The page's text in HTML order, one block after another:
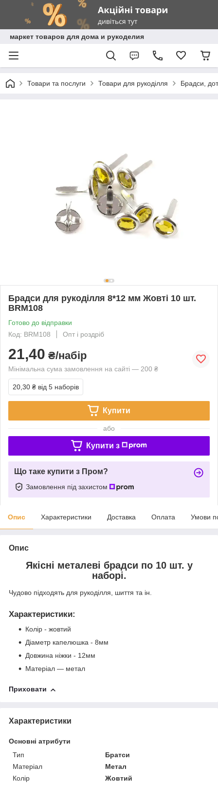
маркет товаров для дома и рукоделия
Товари та послуги Товари для рукоділля Брадси,
Брадси для рукоділля 8*12 мм Жовті 10 шт.
BRM108
Готово до відправки
Код: BRM108
Опт і роздріб
21,40 ₴/набір
Мінімальна сума замовлення на сайті — 200 ₴
20,30 ₴ від 5 наборів
Купити
або
Купити з
Що таке купити з Пром?
Замовлення під захистом
Опис Характеристики Доставка Оплата Умови
Опис
Якісні металеві брадси по 10 шт. у
наборі.
Чудово підходять для рукоділля, шиття та ін.
Характеристики:
Колір - жовтий
Діаметр капелюшка - 8мм
Довжина ніжки - 12мм
Матеріал — метал
Приховати
Характеристики
Основні атрибути
Тип
Братси
Матеріал
Метал
Колір
Жовтий